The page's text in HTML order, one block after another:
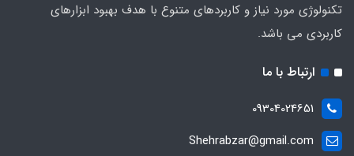
تکنولوژی مورد نیاز و کاربردهای متنوع با هدف بهبود ابزارهای
کاربردی می باشد.
ارتباط با ما
09304024651
Shehrabzar@gmail.com